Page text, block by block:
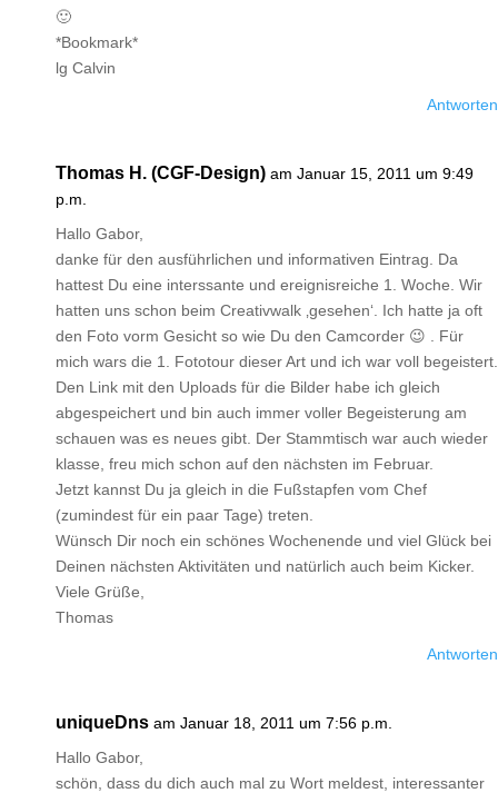
🙂
*Bookmark*
lg Calvin
Antworten
Thomas H. (CGF-Design) am Januar 15, 2011 um 9:49
p.m.
Hallo Gabor,
danke für den ausführlichen und informativen Eintrag. Da
hattest Du eine interssante und ereignisreiche 1. Woche. Wir
hatten uns schon beim Creativwalk ‚gesehen‘. Ich hatte ja oft
den Foto vorm Gesicht so wie Du den Camcorder 😉 . Für
mich wars die 1. Fototour dieser Art und ich war voll begeistert.
Den Link mit den Uploads für die Bilder habe ich gleich
abgespeichert und bin auch immer voller Begeisterung am
schauen was es neues gibt. Der Stammtisch war auch wieder
klasse, freu mich schon auf den nächsten im Februar.
Jetzt kannst Du ja gleich in die Fußstapfen vom Chef
(zumindest für ein paar Tage) treten.
Wünsch Dir noch ein schönes Wochenende und viel Glück bei
Deinen nächsten Aktivitäten und natürlich auch beim Kicker.
Viele Grüße,
Thomas
Antworten
uniqueDns am Januar 18, 2011 um 7:56 p.m.
Hallo Gabor,
schön, dass du dich auch mal zu Wort meldest, interessanter